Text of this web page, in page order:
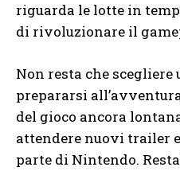
riguarda le lotte in
di rivoluzionare il
Non resta che scegliere
prepararsi
del gioco ancora
attendere nuovi trailer
parte di Nintendo.